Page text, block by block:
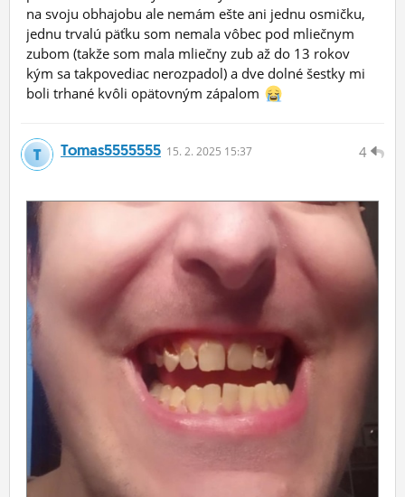
na svoju obhajobu ale nemám ešte ani jednu osmičku,
jednu trvalú päťku som nemala vôbec pod mliečnym
zubom (takže som mala mliečny zub až do 13 rokov
kým sa takpovediac nerozpadol) a dve dolné šestky mi
boli trhané kvôli opätovným zápalom
4
Tomas5555555 15. 2. 2025 15:37